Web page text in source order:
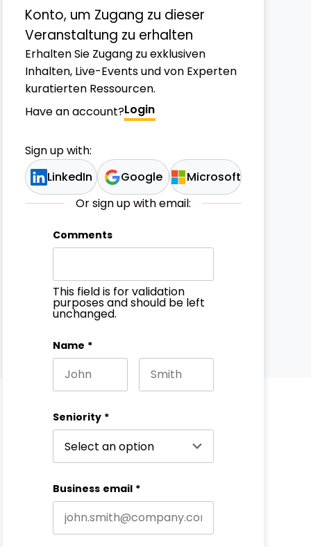
Konto, um Zugang zu dieser
Veranstaltung zu erhalten
Erhalten Sie Zugang zu exklusiven
Inhalten, Live-Events und von Experten
kuratierten Ressourcen.
Have an account?Login
Sign up with:
LinkedIn Google Microsoft
Or sign up with email:
Comments
This field is for validation
purposes and should be left
unchanged.
Name *
Seniority *
Business email *